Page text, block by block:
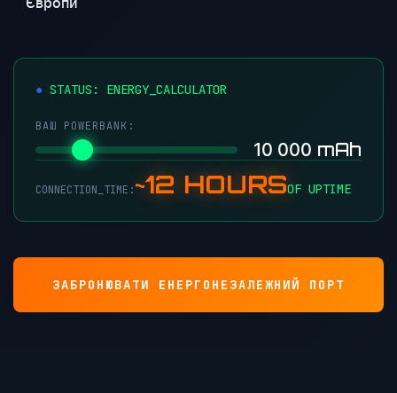
STATUS: ENERGY_CALCULATOR
ВАШ POWERBANK:
10 000 mAh
CONNECTION_TIME:~12 HOURSOF UPTIME
ЗАБРОНЮВАТИ ЕНЕРГОНЕЗАЛЕЖНИЙ ПОРТ